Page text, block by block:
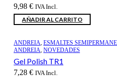
9,98 € IVA Incl.
AÑADIR AL CARRITO
ANDREIA, ESMALTES
ANDREIA, NOVEDADES
Gel Polish TR1
7,28 € IVA Incl.